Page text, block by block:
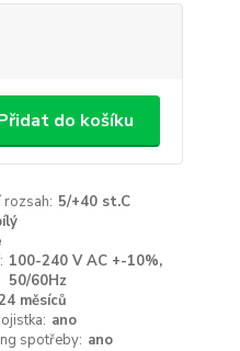
do košíku
5/+40 st.C
100-240 V AC +-10%,
50/60Hz
měsíců
ano
spotřeby: ano